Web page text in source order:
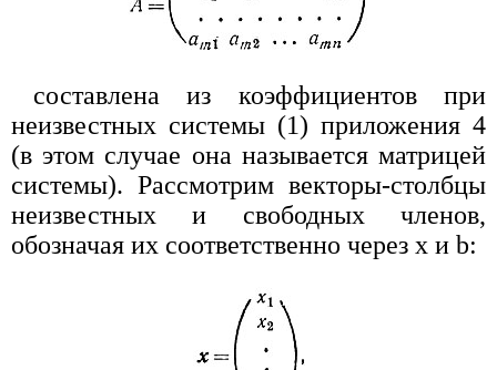
составлена из коэффициентов при
неизвестных системы (1) приложения 4
(в этом случае она называется матрицей
системы). Рассмотрим векторы-столбцы
неизвестных и свободных членов,
обозначая их соответственно через х и b: